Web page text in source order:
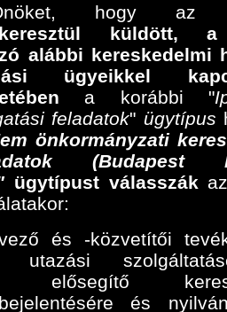
Önöket, hogy
keresztül küldött,a
alábbi kereskedelmi
ügyeikkel
a korábbi "
feladatok" ügytípus
önkormányzati
(Budapest
ügytípust válasszák
és -közvetítői
elősegítő
és